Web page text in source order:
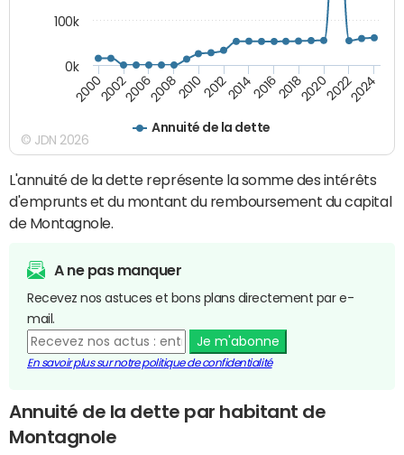
Annuité de la dette
200020022006200820102012201420162018202020222024
0k
100k
© JDN 2026
L'annuité de la dette représente la somme des intérêts
d'emprunts et du montant du remboursement du capital
de Montagnole.
A ne pas manquer
Recevez nos astuces et bons plans directement par e-
mail.
Je m'abonne
En savoir plus sur notre politique de confidentialité
Annuité de la dette par habitant de
Montagnole